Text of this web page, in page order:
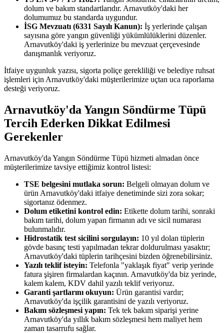
dolum ve bakım standartlarıdır. Arnavutköy'daki her
dolumumuz bu standarda uygundur.
İSG Mevzuatı (6331 Sayılı Kanun): İş yerlerinde çalışan
sayısına göre yangın güvenliği yükümlülüklerini düzenler.
Arnavutköy'daki iş yerlerinize bu mevzuat çerçevesinde
danışmanlık veriyoruz.
İtfaiye uygunluk yazısı, sigorta poliçe gerekliliği ve belediye ruhsat
işlemleri için Arnavutköy'daki müşterilerimize uçtan uca raporlama
desteği veriyoruz.
Arnavutköy'da Yangın Söndürme Tüpü
Tercih Ederken Dikkat Edilmesi
Gerekenler
Arnavutköy'da Yangın Söndürme Tüpü hizmeti almadan önce
müşterilerimize tavsiye ettiğimiz kontrol listesi:
TSE belgesini mutlaka sorun: Belgeli olmayan dolum ve
ürün Arnavutköy'daki itfaiye denetiminde sizi zora sokar;
sigortanız ödenmez.
Dolum etiketini kontrol edin: Etikette dolum tarihi, sonraki
bakım tarihi, dolum yapan firmanın adı ve sicil numarası
bulunmalıdır.
Hidrostatik test sicilini sorgulayın: 10 yıl dolan tüplerin
gövde basınç testi yapılmadan tekrar doldurulması yasaktır;
Arnavutköy'daki tüplerin tarihçesini bizden öğrenebilirsiniz.
Yazılı teklif isteyin: Telefonla "yaklaşık fiyat" verip yerinde
fatura şişiren firmalardan kaçının. Arnavutköy'da biz yerinde,
kalem kalem, KDV dahil yazılı teklif veriyoruz.
Garanti şartlarını okuyun: Ürün garantisi vardır;
Arnavutköy'da işçilik garantisini de yazılı veriyoruz.
Bakım sözleşmesi yapın: Tek tek bakım siparişi yerine
Arnavutköy'da yıllık bakım sözleşmesi hem maliyet hem
zaman tasarrufu sağlar.